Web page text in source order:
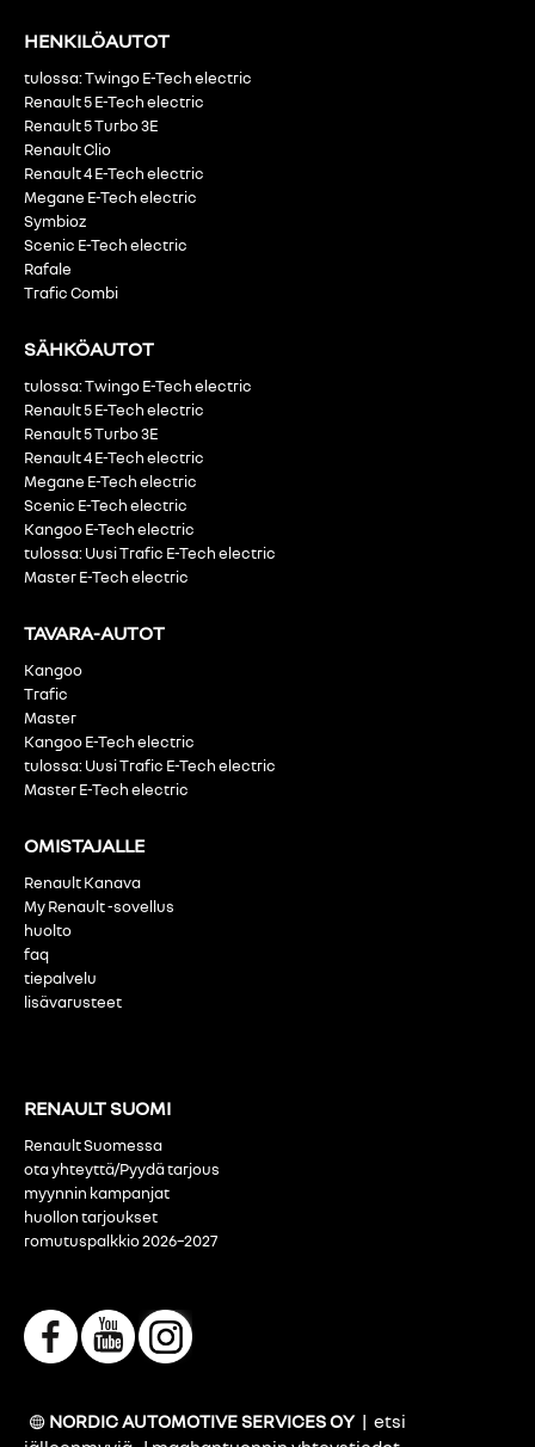
HENKILÖAUTOT
tulossa: Twingo E-Tech electric
Renault 5 E-Tech electric
Renault 5 Turbo 3E
Renault Clio
Renault 4 E-Tech electric
Megane E-Tech electric
Symbioz
Scenic E-Tech electric
Rafale
Trafic Combi
SÄHKÖAUTOT
tulossa: Twingo E-Tech electric
Renault 5 E-Tech electric
Renault 5 Turbo 3E
Renault 4 E-Tech electric
Megane E-Tech electric
Scenic E-Tech electric
Kangoo E-Tech electric
tulossa: Uusi Trafic E-Tech electric
Master E-Tech electric
TAVARA-AUTOT
Kangoo
Trafic
Master
Kangoo E-Tech electric
tulossa: Uusi Trafic E-Tech electric
Master E-Tech electric
OMISTAJALLE
Renault Kanava
My Renault -sovellus
huolto
faq
tiepalvelu
lisävarusteet
RENAULT SUOMI
Renault Suomessa
ota yhteyttä/Pyydä tarjous
myynnin kampanjat
huollon tarjoukset
romutuspalkkio 2026–2027
NORDIC AUTOMOTIVE SERVICES OY | etsi